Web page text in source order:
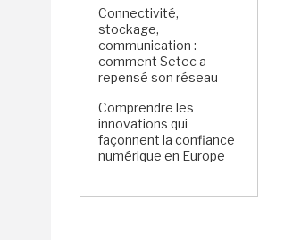
Connectivité,
stockage,
communication :
comment Setec a
repensé son réseau
Comprendre les
innovations qui
façonnent la confiance
numérique en Europe